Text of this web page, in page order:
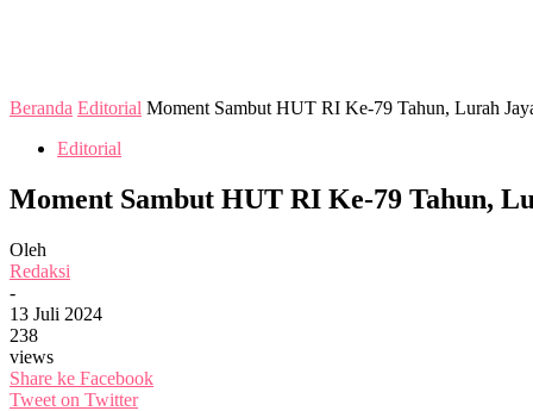
Beranda Editorial Moment Sambut HUT RI Ke-79 Tahun, Lurah
Editorial
Moment Sambut HUT RI Ke-79 Tahun,
Oleh
Redaksi
-
13 Juli 2024
238
views
Share ke Facebook
Tweet on Twitter